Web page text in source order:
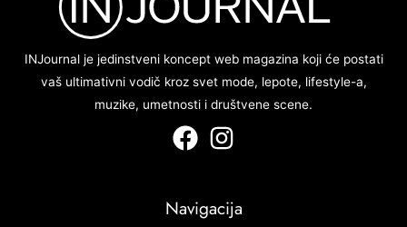
INJournal je jedinstveni koncept web magazina koji će postati
vaš ultimativni vodič kroz svet mode, lepote, lifestyle-a,
muzike, umetnosti i društvene scene.
Navigacija